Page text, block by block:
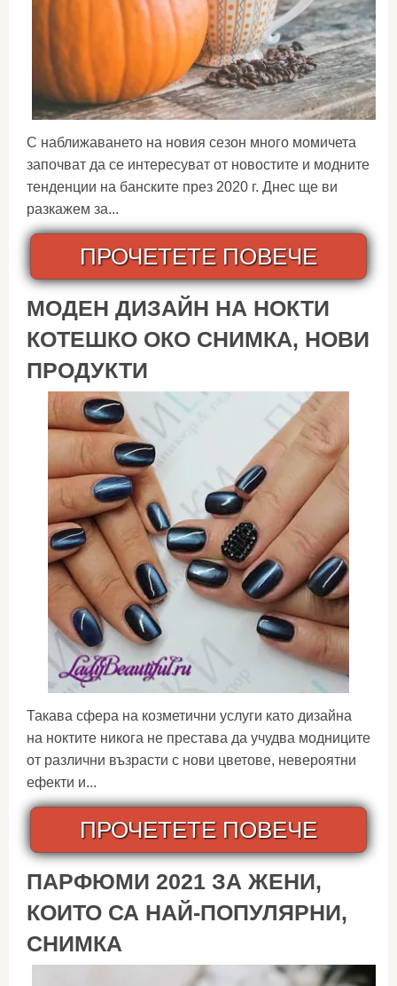
С наближаването на новия сезон много момичета
започват да се интересуват от новостите и модните
тенденции на банските през 2020 г. Днес ще ви
разкажем за...
ПРОЧЕТЕТЕ ПОВЕЧЕ
МОДЕН ДИЗАЙН НА НОКТИ
КОТЕШКО ОКО СНИМКА, НОВИ
ПРОДУКТИ
Такава сфера на козметични услуги като дизайна
на ноктите никога не престава да учудва модниците
от различни възрасти с нови цветове, невероятни
ефекти и...
ПРОЧЕТЕТЕ ПОВЕЧЕ
ПАРФЮМИ 2021 ЗА ЖЕНИ,
КОИТО СА НАЙ-ПОПУЛЯРНИ,
СНИМКА